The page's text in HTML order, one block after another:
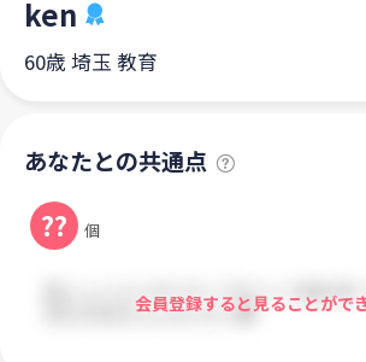
ken
60歳 埼玉 教育
あなたとの共通点
?? 個
会員登録すると見ることがで